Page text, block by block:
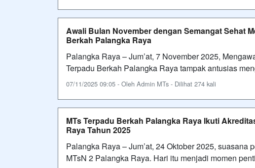
Awali Bulan November dengan Semangat Sehat
Berkah Palangka Raya
Palangka Raya – Jum’at, 7 November 2025,
Terpadu Berkah Palangka Raya tampak antusias
07/11/2025 09:05 - Oleh Admin MTs - Dilihat 274 kali
MTs Terpadu Berkah Palangka Raya Ikuti
Raya Tahun 2025
Palangka Raya – Jum’at, 24 Oktober 2025, suasana
MTsN 2 Palangka Raya. Hari itu menjadi momen